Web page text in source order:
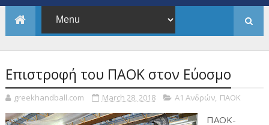
Επιστροφή του ΠΑΟΚ στον Εύοσμο
greekhandball.com March 28, 2018 Α1 Ανδρών, ΠΑΟΚ
ΠΑΟΚ-